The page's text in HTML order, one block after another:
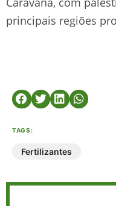
principais regiões
TAGS:
Fertilizantes